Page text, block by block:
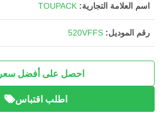
اسم العلامة التجارية: TOUPACK
رقم الموديل: 520VFFS
احصل على أفضل سعر
اطلب اقتباس